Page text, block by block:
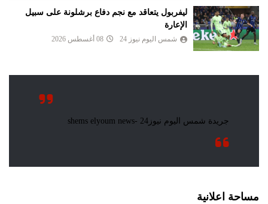
ليفربول يتعاقد مع نجم دفاع برشلونة على سبيل
الإعارة
شمس اليوم نيوز 24 08 أغسطس 2026
مساحة اعلانية